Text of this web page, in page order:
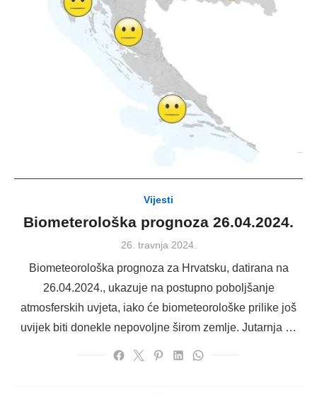
Vijesti
Biometerološka prognoza 26.04.2024.
Posted
26. travnja 2024.
Biometeorološka prognoza za Hrvatsku, datirana na
26.04.2024., ukazuje na postupno poboljšanje
atmosferskih uvjeta, iako će biometeorološke prilike još
uvijek biti donekle nepovoljne širom zemlje. Jutarnja …